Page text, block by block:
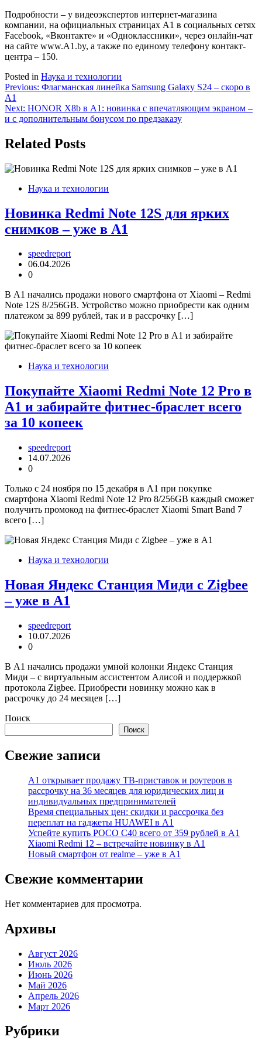
Подробности – у видеоэкспертов интернет-магазина
компании, на официальных страницах A1 в социальных сетях
Facebook, «Вконтакте» и «Одноклассники», через онлайн-чат
на сайте www.A1.by, а также по единому телефону контакт-
центра – 150.
Posted in Наука и технологии
Навигация
по
записям
Previous: Флагманская линейка Samsung Galaxy S24 – скоро в
А1
Next: HONOR X8b в А1: новинка с впечатляющим экраном –
и с дополнительным бонусом по предзаказу
Related Posts
Наука и технологии
Новинка Redmi Note 12S для ярких
снимков – уже в А1
speedreport
06.04.2026
0
В А1 начались продажи нового смартфона от Xiaomi – Redmi
Note 12S 8/256GB. Устройство можно приобрести как одним
платежом за 899 рублей, так и в рассрочку […]
Наука и технологии
Покупайте Xiaomi Redmi Note 12 Pro в
А1 и забирайте фитнес-браслет всего
за 10 копеек
speedreport
14.07.2026
0
Только с 24 ноября по 15 декабря в А1 при покупке
смартфона Xiaomi Redmi Note 12 Pro 8/256GB каждый сможет
получить промокод на фитнес-браслет Xiaomi Smart Band 7
всего […]
Наука и технологии
Новая Яндекс Станция Миди с Zigbee
– уже в А1
speedreport
10.07.2026
0
В А1 начались продажи умной колонки Яндекс Станция
Миди – с виртуальным ассистентом Алисой и поддержкой
протокола Zigbee. Приобрести новинку можно как в
рассрочку до 24 месяцев […]
Поиск
Поиск
Свежие записи
А1 открывает продажу ТВ-приставок и роутеров в
рассрочку на 36 месяцев для юридических лиц и
индивидуальных предпринимателей
Время специальных цен: скидки и рассрочка без
переплат на гаджеты HUAWEI в А1
Успейте купить POCO C40 всего от 359 рублей в А1
Xiaomi Redmi 12 – встречайте новинку в А1
Новый смартфон от realme – уже в А1
Свежие комментарии
Нет комментариев для просмотра.
Архивы
Август 2026
Июль 2026
Июнь 2026
Май 2026
Апрель 2026
Март 2026
Рубрики